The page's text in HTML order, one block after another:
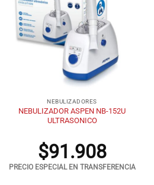
NEBULIZADORES
NEBULIZADOR ASPEN NB-152U
ULTRASONICO
$91.908
PRECIO ESPECIAL EN TRANSFERENCIA